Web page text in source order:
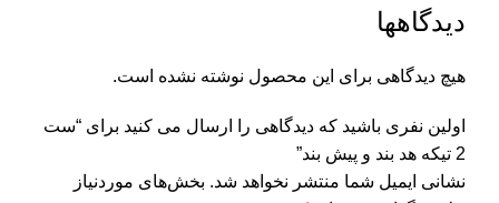
دیدگاهها
هیچ دیدگاهی برای این محصول نوشته نشده است.
اولین نفری باشید که دیدگاهی را ارسال می کنید برای “ست
2 تیکه هد بند و پیش بند”
نشانی ایمیل شما منتشر نخواهد شد. بخش‌های موردنیاز